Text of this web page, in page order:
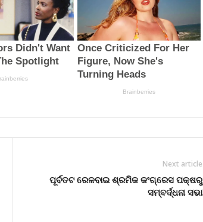
Next article
ପୂର୍ବତଟ ରେଳବାଇ ଶ୍ରମିକ କଂଗ୍ରେସ ପକ୍ଷରୁ
ସମ୍ବର୍ଦ୍ଧନା ସଭା